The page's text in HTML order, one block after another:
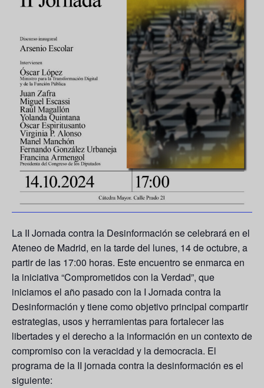
La II Jornada contra la Desinformación se celebrará en el
Ateneo de Madrid, en la tarde del lunes, 14 de octubre, a
partir de las 17:00 horas. Este encuentro se enmarca en
la iniciativa “Comprometidos con la Verdad”, que
iniciamos el año pasado con la I Jornada contra la
Desinformación y tiene como objetivo principal compartir
estrategias, usos y herramientas para fortalecer las
libertades y el derecho a la información en un contexto de
compromiso con la veracidad y la democracia. El
programa de la II jornada contra la desinformación es el
siguiente: